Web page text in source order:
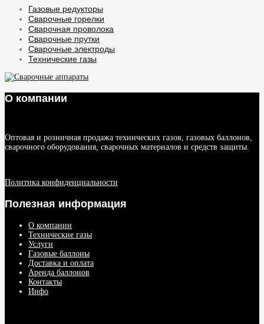
Газовые редукторы
Сварочные горелки
Сварочная проволока
Сварочные прутки
Сварочные электроды
Технические газы
О компании
Оптовая и розничная продажа технических газов, газовых баллонов,
сварочного оборудования, сварочных материалов и средств защиты.
Политика конфиденциальности
Полезная информация
О компании
Технические газы
Услуги
Газовые баллоны
Доставка и оплата
Аренда баллонов
Контакты
Инфо